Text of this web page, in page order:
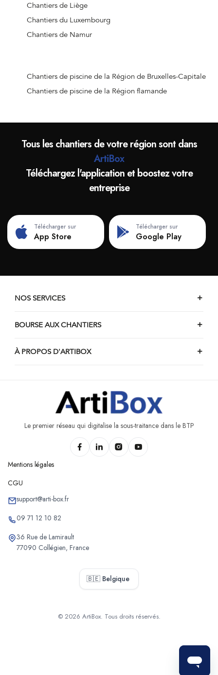
Chantiers de Liège
Chantiers du Luxembourg
Chantiers de Namur
Chantiers de piscine de la Région de Bruxelles-Capitale
Chantiers de piscine de la Région flamande
Tous les chantiers de votre région sont dans
ArtiBox
Téléchargez l'application et boostez votre
entreprise
Télécharger sur
App Store
Télécharger sur
Google Play
NOS SERVICES
BOURSE AUX CHANTIERS
À PROPOS D'ARTIBOX
Le premier réseau qui digitalise la sous-traitance dans le BTP
Mentions légales
CGU
support@arti-box.fr
09 71 12 10 82
36 Rue de Lamirault
77090 Collégien, France
🇧🇪 Belgique
© 2026 ArtiBox. Tous droits réservés.